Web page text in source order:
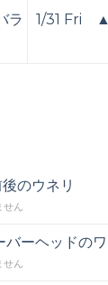
ラ
1/31 Fri ▲
のウネリ
せん
ーヘッドのワ
せん